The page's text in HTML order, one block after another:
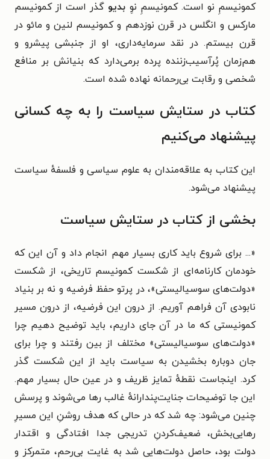
کمونیسمِ نو است. کمونیسمِ نوِ بدیو گذر است از کمونیسم
مارکس و انگلس در قرن نوزدهم و کمونیسم لنین و مائو در
قرن بیستم. در نقد سرمایه‌داری، او از جنبشی پیشرو و
هم‌زمان پُرآسیب‌زننده پرده برمی‌دارد که بنیانش بر منافع
شخصی و رقابت بی‌رحمانه نهاده شده است.
کتاب در ستایش سیاست را به چه کسانی
پیشنهاد می‌کنیم
این کتاب به علاقه‌مندان به علوم سیاسی و فلسفهٔ سیاست
پیشنهاد می‌شود.
بخشی از کتاب در ستایش سیاست
«... برای شروع باید کاری بسیار مهم انجام داد و آن این که
خودمان کارنامه‌ای از شکست کمونیسم تاریخی، از شکست
«دولت‌های سوسیالیستی»، در پرتو حفظ فرضیه و نه بر بنیاد
نابودی آن فراهم آوریم. از درون این فرضیه، از درون مسیر
کمونیستی که ما در آن جای داریم، باید توضیح دهیم چرا
«دولت‌های سوسیالیستی» مختلف از بین رفتند و چرا برای
جان دوباره بخشیدن به سیاست باید از این شکست گذر
کرد. اینجاست نقطهٔ تمایز ظریف و در عین حال بسیار مهم.
این جا توضیحات جنایت‌پندارانهٔ غالب رها می‌شوند و پرسش
چنین می‌شود: چه شد که در حالی که هدف روشنِ این مسیرِ
رهایی‌بخش، ضعیف‌کردنِ تدریجی جدا افتادگی و اقتدار
دولت بود، حاصل دولت‌هایی شد به غایت بی‌رحم، متمرکز و